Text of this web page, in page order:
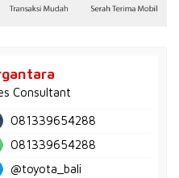
Consultant
081339654288
081339654288
@toyota_bali